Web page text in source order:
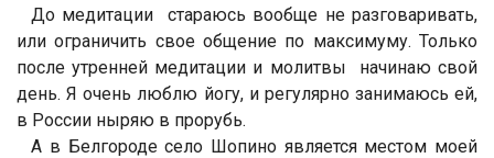
До медитации стараюсь вообще не разговаривать,
или ограничить свое общение по максимуму. Только
после утренней медитации и молитвы начинаю свой
день. Я очень люблю йогу, и регулярно занимаюсь ей,
в России ныряю в прорубь.
А в Белгороде село Шопино является местом моей